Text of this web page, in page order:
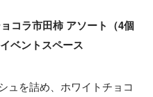
コラ市田柿 アソート（4個
ベントスペース
ュを詰め、ホワイトチョコ